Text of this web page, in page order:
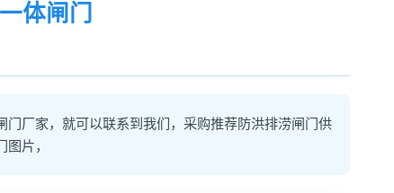
体闸门
门厂家，就可以联系到我们，采购推荐防洪排涝闸门供
片，